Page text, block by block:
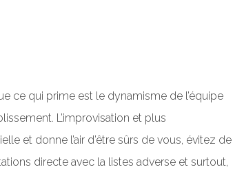
ce qui prime est le dynamisme de l’équipe
L’improvisation et plus
et donne l’air d’être sûrs de vous, évitez de
directe avec la listes adverse et surtout,